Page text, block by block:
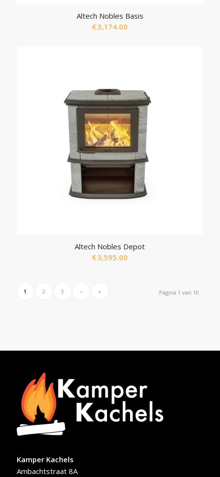
Altech Nobles Basis
€3,174.00
Altech Nobles Depot
€3,595.00
Pagina 1 van 10
1 2 3 › »
Kamper Kachels
Ambachtstraat 8A